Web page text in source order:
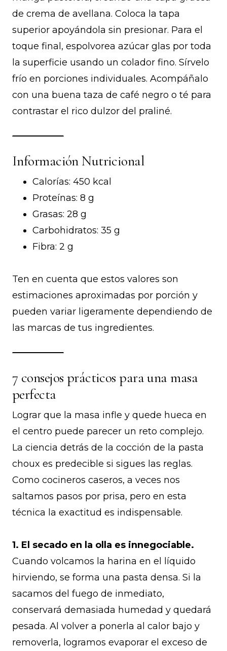
de crema de avellana. Coloca la tapa
superior apoyándola sin presionar. Para el
toque final, espolvorea azúcar glas por toda
la superficie usando un colador fino. Sírvelo
frío en porciones individuales. Acompáñalo
con una buena taza de café negro o té para
contrastar el rico dulzor del praliné.
Información Nutricional
Calorías: 450 kcal
Proteínas: 8 g
Grasas: 28 g
Carbohidratos: 35 g
Fibra: 2 g
Ten en cuenta que estos valores son
estimaciones aproximadas por porción y
pueden variar ligeramente dependiendo de
las marcas de tus ingredientes.
7 consejos prácticos para una masa
perfecta
Lograr que la masa infle y quede hueca en
el centro puede parecer un reto complejo.
La ciencia detrás de la cocción de la pasta
choux es predecible si sigues las reglas.
Como cocineros caseros, a veces nos
saltamos pasos por prisa, pero en esta
técnica la exactitud es indispensable.
1. El secado en la olla es innegociable.
Cuando volcamos la harina en el líquido
hirviendo, se forma una pasta densa. Si la
sacamos del fuego de inmediato,
conservará demasiada humedad y quedará
pesada. Al volver a ponerla al calor bajo y
removerla, logramos evaporar el exceso de